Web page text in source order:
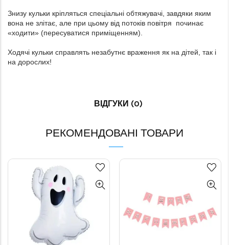
Знизу кульки кріпляться спеціальні обтяжувачі, завдяки яким
вона не злітає, але при цьому від потоків повітря починає
«ходити» (пересуватися приміщенням).
Ходячі кульки справлять незабутнє враження як на дітей, так і
на дорослих!
ВІДГУКИ (0)
РЕКОМЕНДОВАНІ ТОВАРИ